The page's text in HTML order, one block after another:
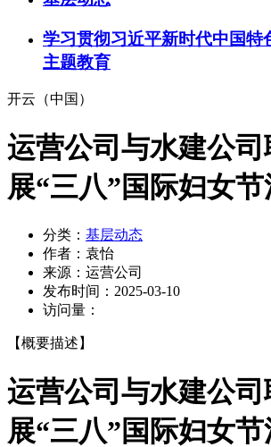
学习贯彻习近平新时代中国特
主题教育
开云（中国）
运营公司与水建公
展“三八”国际妇女
分类： 基层动态
作者： 袁怡
来源： 运营公司
发布时间： 2025-03-10
访问量：
【概要描述】
运营公司与水建公
展“三八”国际妇女